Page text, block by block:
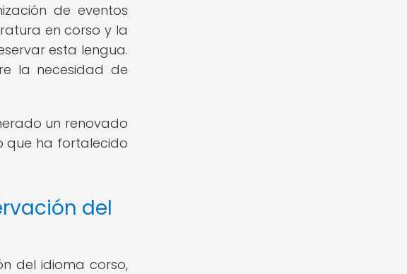
de eventos
en corso y la
esta lengua.
la necesidad de
un renovado
que ha fortalecido
del
del idioma corso,